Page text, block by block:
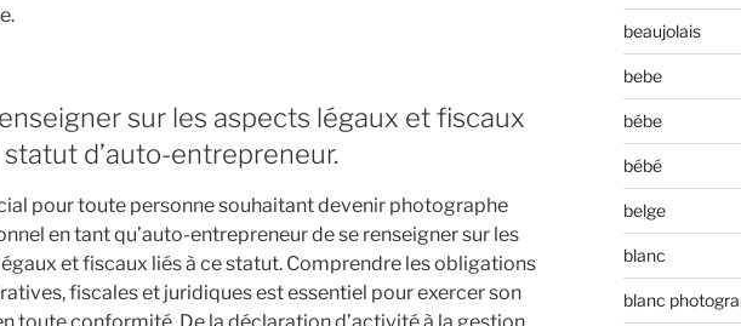
sur les aspects légaux et fiscaux
statut d’auto-entrepreneur.
pour toute personne souhaitant devenir photographe
en tant qu’auto-entrepreneur de se renseigner sur les
et fiscaux liés à ce statut. Comprendre les obligations
fiscales et juridiques est essentiel pour exercer son
beaujolais
bebe
bébe
bébé
belge
blanc
blanc